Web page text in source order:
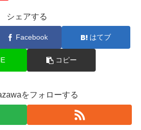
シェアする
Facebook はてブ
コピー
をフォローする